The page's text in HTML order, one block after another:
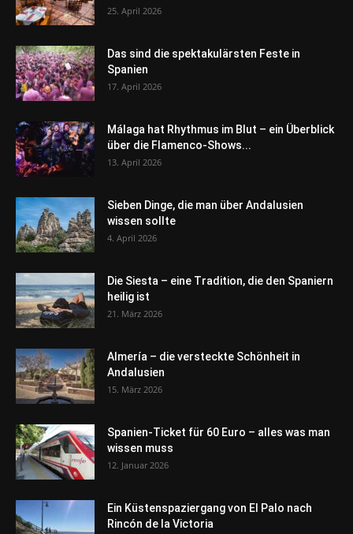
25. April 2026
Das sind die spektakulärsten Feste in
Spanien
17. April 2026
Málaga hat Rhythmus im Blut – ein Überblick
über die Flamenco-Shows...
13. April 2026
Sieben Dinge, die man über Andalusien
wissen sollte
4. April 2026
Die Siesta – eine Tradition, die den Spaniern
heilig ist
21. März 2026
Almería – die versteckte Schönheit in
Andalusien
15. März 2026
Spanien-Ticket für 60 Euro – alles was man
wissen muss
12. Januar 2026
Ein Küstenspaziergang von El Palo nach
Rincón de la Victoria